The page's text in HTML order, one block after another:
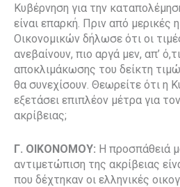
Κυβέρνηση για την
είναι επαρκή. Πριν από μερικές
Οικονομικών δήλωσε ότι οι
ανεβαίνουν, πιο αργά μεν, απ’
αποκλιμάκωσης του δείκτη
θα συνεχίσουν. Θεωρείτε ότι η
εξετάσει επιπλέον μέτρα για
ακρίβειας;
Γ. ΟΙΚΟΝΟΜΟΥ: Η προσπάθειά
αντιμετώπιση της ακρίβειας
που δέχτηκαν οι ελληνικές